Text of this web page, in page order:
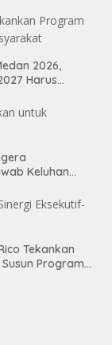
2026,
Harus
Keluhan
Tekankan
Program